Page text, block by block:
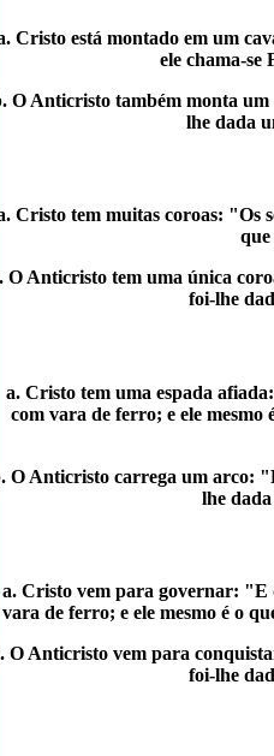
Cristo está montado em um
ele chama-
O Anticristo também monta um
lhe dada
Cristo tem muitas coroas: "Os
que
O Anticristo tem uma única
foi-lhe
a. Cristo tem uma espada
com vara de ferro; e ele
O Anticristo carrega um arco:
lhe
a. Cristo vem para governar: "E
vara de ferro; e ele mesmo é o
O Anticristo vem para
foi-lhe